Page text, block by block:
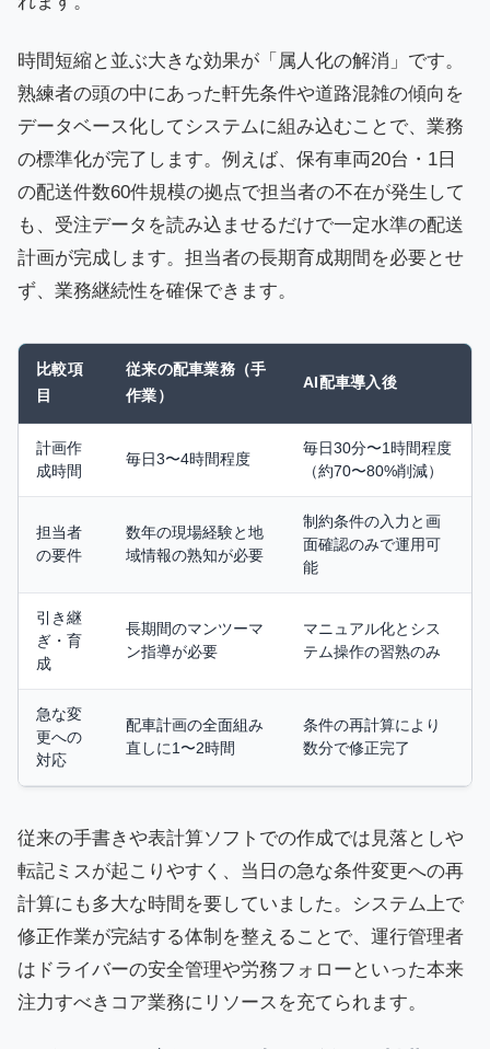
時間短縮と並ぶ大きな効果が「属人化の解消」です。
熟練者の頭の中にあった軒先条件や道路混雑の傾向を
データベース化してシステムに組み込むことで、業務
の標準化が完了します。例えば、保有車両20台・1日
の配送件数60件規模の拠点で担当者の不在が発生して
も、受注データを読み込ませるだけで一定水準の配送
計画が完成します。担当者の長期育成期間を必要とせ
ず、業務継続性を確保できます。
比較項
目
従来の配車業務（手
作業）
AI配車導入後
計画作
成時間
毎日3〜4時間程度
毎日30分〜1時間程度
（約70〜80%削減）
担当者
の要件
数年の現場経験と地
域情報の熟知が必要
制約条件の入力と画
面確認のみで運用可
能
引き継
ぎ・育
成
長期間のマンツーマ
ン指導が必要
マニュアル化とシス
テム操作の習熟のみ
急な変
更への
対応
配車計画の全面組み
直しに1〜2時間
条件の再計算により
数分で修正完了
従来の手書きや表計算ソフトでの作成では見落としや
転記ミスが起こりやすく、当日の急な条件変更への再
計算にも多大な時間を要していました。システム上で
修正作業が完結する体制を整えることで、運行管理者
はドライバーの安全管理や労務フォローといった本来
注力すべきコア業務にリソースを充てられます。